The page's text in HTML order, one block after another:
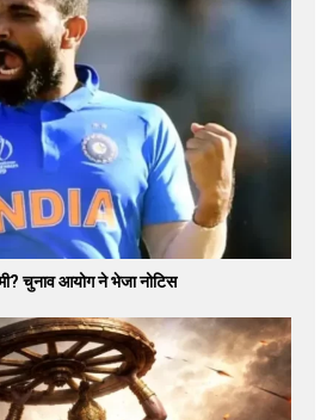
चुनाव आयोग ने भेजा नोटिस